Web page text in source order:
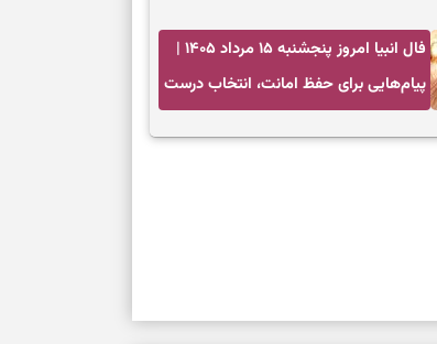
فال انبیا امروز پنجشنبه ۱۵ مرداد ۱۴۰۵ |
پیام‌هایی برای حفظ امانت، انتخاب درست